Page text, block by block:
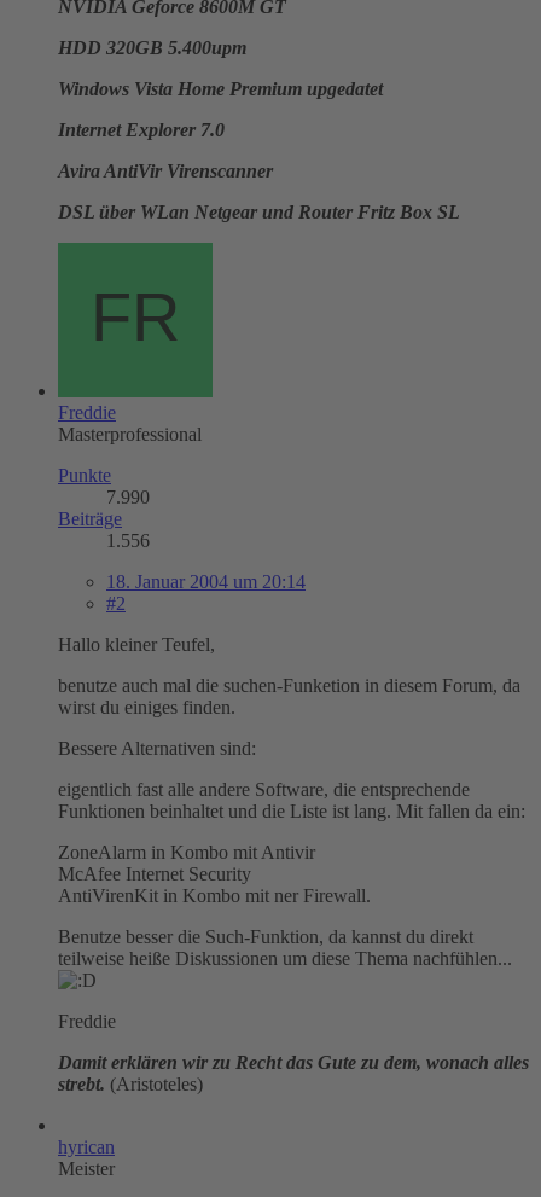
NVIDIA Geforce 8600M GT
HDD 320GB 5.400upm
Windows Vista Home Premium upgedatet
Internet Explorer 7.0
Avira AntiVir Virenscanner
DSL über WLan Netgear und Router Fritz Box SL
Freddie
Masterprofessional
Punkte
7.990
Beiträge
1.556
18. Januar 2004 um 20:14
#2
Hallo kleiner Teufel,
benutze auch mal die suchen-Funketion in diesem Forum, da
wirst du einiges finden.
Bessere Alternativen sind:
eigentlich fast alle andere Software, die entsprechende
Funktionen beinhaltet und die Liste ist lang. Mit fallen da ein:
ZoneAlarm in Kombo mit Antivir
McAfee Internet Security
AntiVirenKit in Kombo mit ner Firewall.
Benutze besser die Such-Funktion, da kannst du direkt
teilweise heiße Diskussionen um diese Thema nachfühlen...
Freddie
Damit erklären wir zu Recht das Gute zu dem, wonach alles
strebt. (Aristoteles)
hyrican
Meister